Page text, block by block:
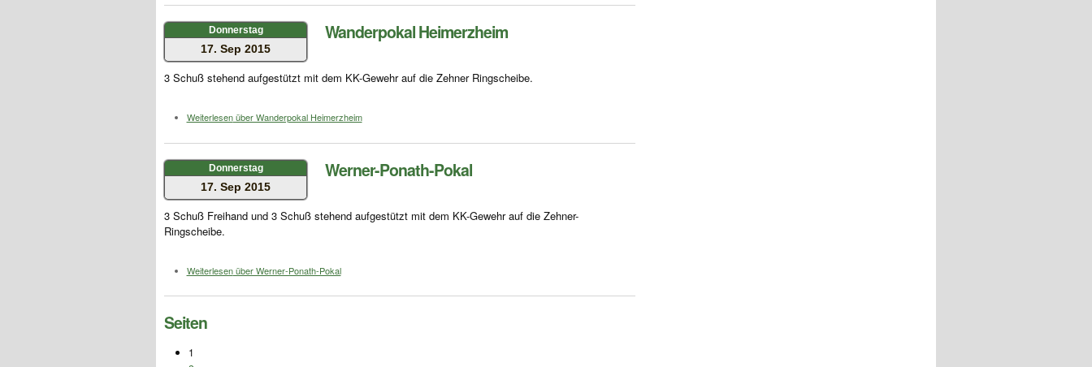
Donnerstag
17. Sep 2015
Wanderpokal Heimerzheim
3 Schuß stehend aufgestützt mit dem KK-Gewehr auf die Zehner Ringscheibe.
Weiterlesenüber Wanderpokal Heimerzheim
Donnerstag
17. Sep 2015
Werner-Ponath-Pokal
3 Schuß Freihand und 3 Schuß stehend aufgestützt mit dem KK-Gewehr auf die Zehner-
Ringscheibe.
Weiterlesenüber Werner-Ponath-Pokal
Seiten
1